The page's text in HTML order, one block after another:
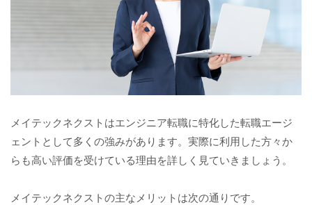
メイテックネクストはエンジニア転職に特化した転職エージ
ェントとして多くの強みがあります。実際に利用した方々か
らも高い評価を受けている理由を詳しく見ていきましょう。
メイテックネクストの主なメリットは次の通りです。